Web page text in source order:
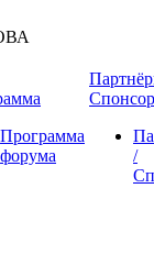
Программа
форума
/